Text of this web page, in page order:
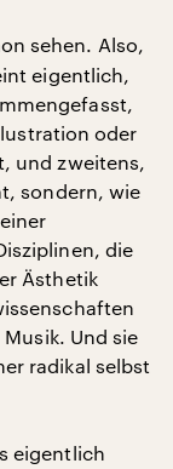
sehen. Also,
eigentlich,
oder
und zweitens,
sondern, wie
die
Ästhetik
Und sie
radikal selbst
eigentlich